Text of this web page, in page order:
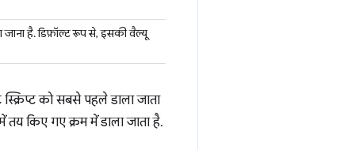
है. डिफ़ॉल्ट रूप से, इसकी वैल्यू
को सबसे पहले डाला जाता
तय किए गए क्रम में डाला जाता है.